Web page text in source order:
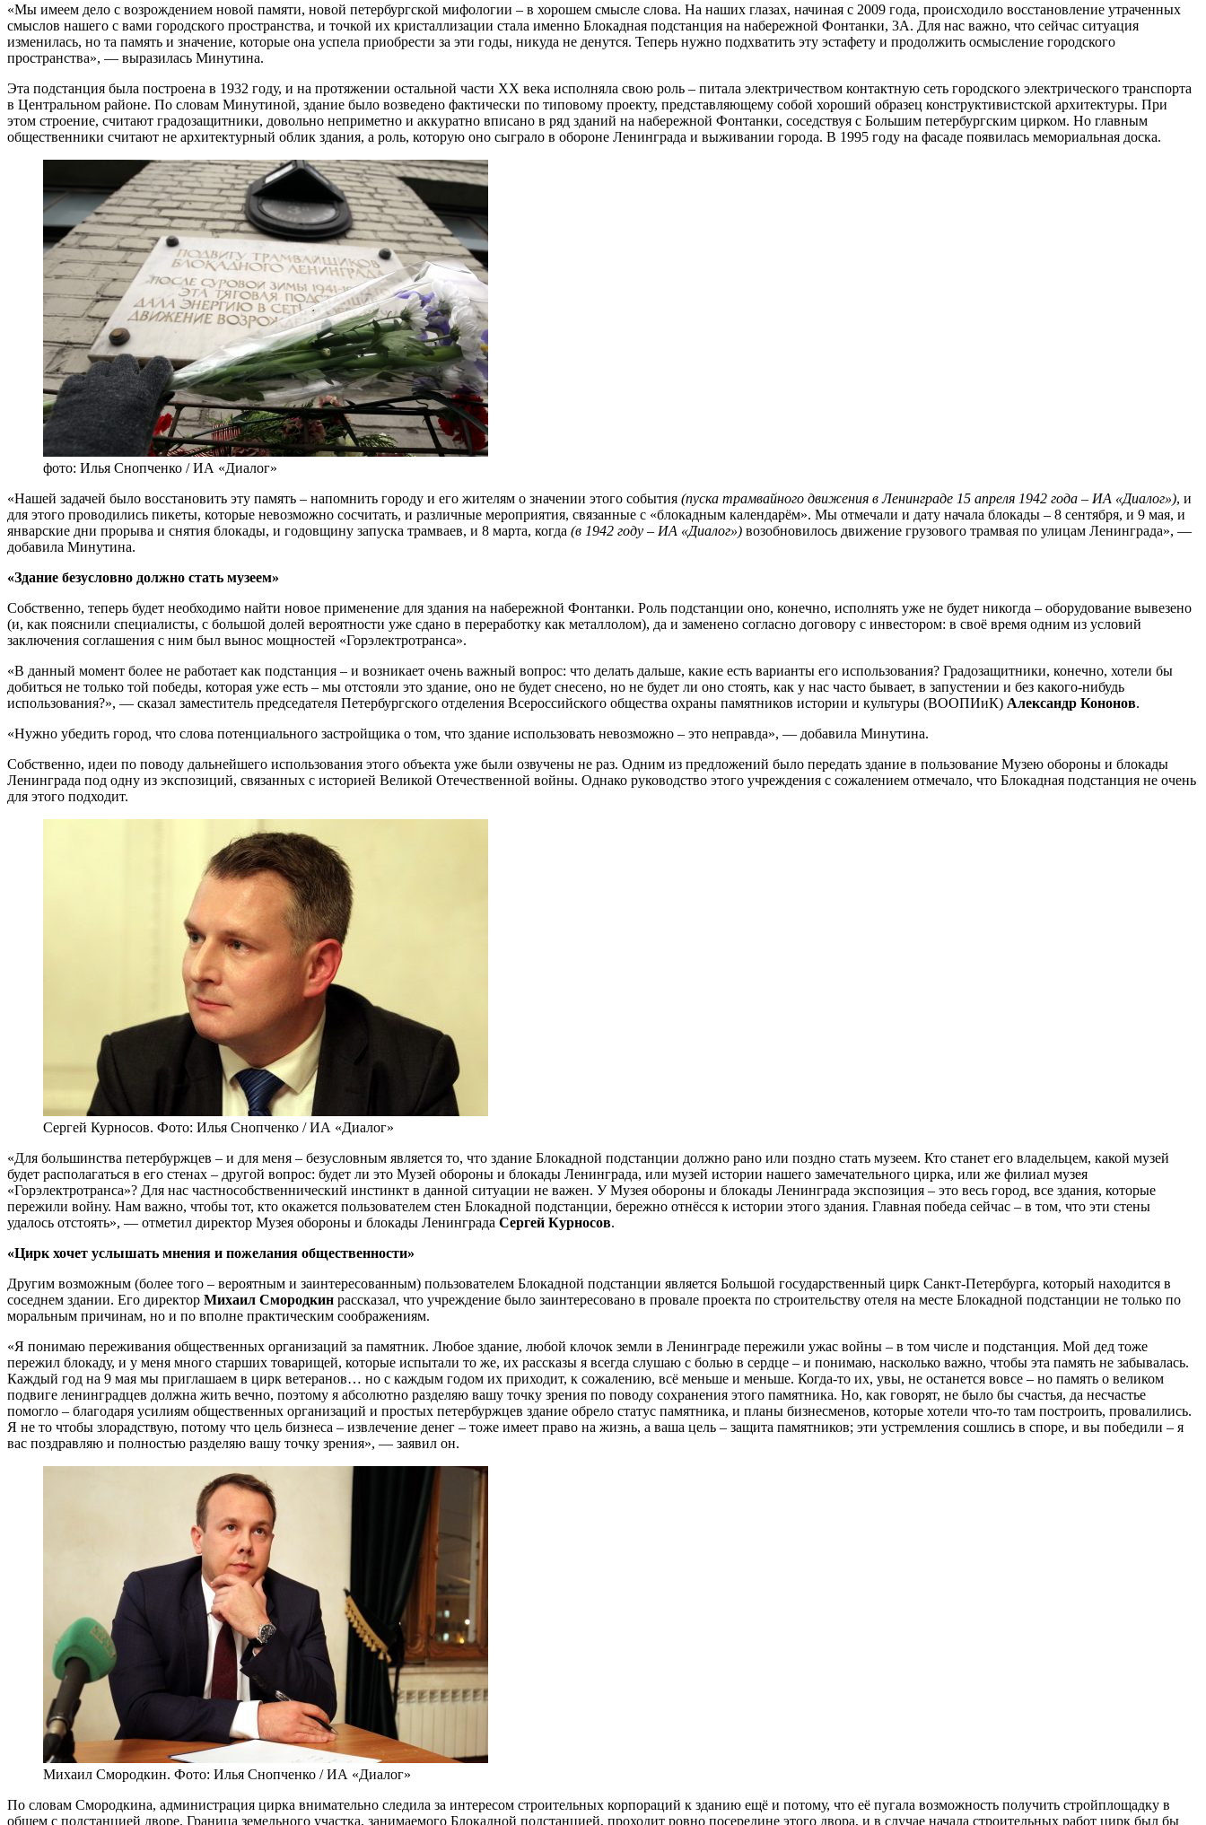
«Мы имеем дело с возрождением новой памяти, новой петербургской мифологии – в хорошем смысле слова. На наших глазах, начиная с 2009 года, происходило восстановление утраченных
смыслов нашего с вами городского пространства, и точкой их кристаллизации стала именно Блокадная подстанция на набережной Фонтанки, 3А. Для нас важно, что сейчас ситуация
изменилась, но та память и значение, которые она успела приобрести за эти годы, никуда не денутся. Теперь нужно подхватить эту эстафету и продолжить осмысление городского
пространства», — выразилась Минутина.
Эта подстанция была построена в 1932 году, и на протяжении остальной части XX века исполняла свою роль – питала электричеством контактную сеть городского электрического транспорта
в Центральном районе. По словам Минутиной, здание было возведено фактически по типовому проекту, представляющему собой хороший образец конструктивистской архитектуры. При
этом строение, считают градозащитники, довольно неприметно и аккуратно вписано в ряд зданий на набережной Фонтанки, соседствуя с Большим петербургским цирком. Но главным
общественники считают не архитектурный облик здания, а роль, которую оно сыграло в обороне Ленинграда и выживании города. В 1995 году на фасаде появилась мемориальная доска.
фото: Илья Снопченко / ИА «Диалог»
«Нашей задачей было восстановить эту память – напомнить городу и его жителям о значении этого события (пуска трамвайного движения в Ленинграде 15 апреля 1942 года – ИА «Диалог»), и
для этого проводились пикеты, которые невозможно сосчитать, и различные мероприятия, связанные с «блокадным календарём». Мы отмечали и дату начала блокады – 8 сентября, и 9 мая, и
январские дни прорыва и снятия блокады, и годовщину запуска трамваев, и 8 марта, когда (в 1942 году – ИА «Диалог») возобновилось движение грузового трамвая по улицам Ленинграда», —
добавила Минутина.
«Здание безусловно должно стать музеем»
Собственно, теперь будет необходимо найти новое применение для здания на набережной Фонтанки. Роль подстанции оно, конечно, исполнять уже не будет никогда – оборудование вывезено
(и, как пояснили специалисты, с большой долей вероятности уже сдано в переработку как металлолом), да и заменено согласно договору с инвестором: в своё время одним из условий
заключения соглашения с ним был вынос мощностей «Горэлектротранса».
«В данный момент более не работает как подстанция – и возникает очень важный вопрос: что делать дальше, какие есть варианты его использования? Градозащитники, конечно, хотели бы
добиться не только той победы, которая уже есть – мы отстояли это здание, оно не будет снесено, но не будет ли оно стоять, как у нас часто бывает, в запустении и без какого-нибудь
использования?», — сказал заместитель председателя Петербургского отделения Всероссийского общества охраны памятников истории и культуры (ВООПИиК) Александр Кононов.
«Нужно убедить город, что слова потенциального застройщика о том, что здание использовать невозможно – это неправда», — добавила Минутина.
Собственно, идеи по поводу дальнейшего использования этого объекта уже были озвучены не раз. Одним из предложений было передать здание в пользование Музею обороны и блокады
Ленинграда под одну из экспозиций, связанных с историей Великой Отечественной войны. Однако руководство этого учреждения с сожалением отмечало, что Блокадная подстанция не очень
для этого подходит.
Сергей Курносов. Фото: Илья Снопченко / ИА «Диалог»
«Для большинства петербуржцев – и для меня – безусловным является то, что здание Блокадной подстанции должно рано или поздно стать музеем. Кто станет его владельцем, какой музей
будет располагаться в его стенах – другой вопрос: будет ли это Музей обороны и блокады Ленинграда, или музей истории нашего замечательного цирка, или же филиал музея
«Горэлектротранса»? Для нас частнособственнический инстинкт в данной ситуации не важен. У Музея обороны и блокады Ленинграда экспозиция – это весь город, все здания, которые
пережили войну. Нам важно, чтобы тот, кто окажется пользователем стен Блокадной подстанции, бережно отнёсся к истории этого здания. Главная победа сейчас – в том, что эти стены
удалось отстоять», — отметил директор Музея обороны и блокады Ленинграда Сергей Курносов.
«Цирк хочет услышать мнения и пожелания общественности»
Другим возможным (более того – вероятным и заинтересованным) пользователем Блокадной подстанции является Большой государственный цирк Санкт-Петербурга, который находится в
соседнем здании. Его директор Михаил Смородкин рассказал, что учреждение было заинтересовано в провале проекта по строительству отеля на месте Блокадной подстанции не только по
моральным причинам, но и по вполне практическим соображениям.
«Я понимаю переживания общественных организаций за памятник. Любое здание, любой клочок земли в Ленинграде пережили ужас войны – в том числе и подстанция. Мой дед тоже
пережил блокаду, и у меня много старших товарищей, которые испытали то же, их рассказы я всегда слушаю с болью в сердце – и понимаю, насколько важно, чтобы эта память не забывалась.
Каждый год на 9 мая мы приглашаем в цирк ветеранов… но с каждым годом их приходит, к сожалению, всё меньше и меньше. Когда-то их, увы, не останется вовсе – но память о великом
подвиге ленинградцев должна жить вечно, поэтому я абсолютно разделяю вашу точку зрения по поводу сохранения этого памятника. Но, как говорят, не было бы счастья, да несчастье
помогло – благодаря усилиям общественных организаций и простых петербуржцев здание обрело статус памятника, и планы бизнесменов, которые хотели что-то там построить, провалились.
Я не то чтобы злорадствую, потому что цель бизнеса – извлечение денег – тоже имеет право на жизнь, а ваша цель – защита памятников; эти устремления сошлись в споре, и вы победили – я
вас поздравляю и полностью разделяю вашу точку зрения», — заявил он.
Михаил Смородкин. Фото: Илья Снопченко / ИА «Диалог»
По словам Смородкина, администрация цирка внимательно следила за интересом строительных корпораций к зданию ещё и потому, что её пугала возможность получить стройплощадку в
общем с подстанцией дворе. Граница земельного участка, занимаемого Блокадной подстанцией, проходит ровно посередине этого двора, и в случае начала строительных работ цирк был бы